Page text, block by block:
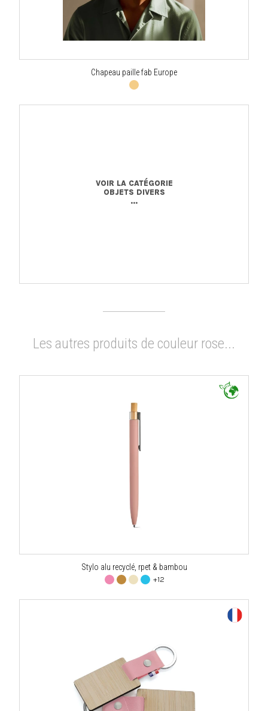
Chapeau paille fab Europe
VOIR LA CATÉGORIE
OBJETS DIVERS
...
Les autres produits de couleur rose...
Stylo alu recyclé, rpet & bambou
+12